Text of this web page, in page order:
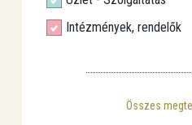
Intézmények, rendelők
Összes